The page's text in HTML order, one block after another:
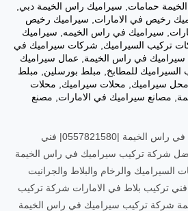
حمامات, سيراميك راس الخيمة دبي,
رخيص في الامارات, سيراميك رخيص
, سيراميك في راس الخيمه, سيراميك
تركيب السيراميك, شركات سيراميك في
في راس الخيمة, عمال سيراميك
السيراميك للمطابخ, مبلط بورسلين, مبلط
محل سيراميك, محلات سيراميك, محلات
, مصانع سيراميك في الامارات, مصنع
شركة تركيب سيراميك في راس الخيمة |0557821580| فني
شركة تركيب سيراميك في راس الخيمة
السيراميك والرخام والبلاط والجرانيت
تركيب بلاط في الامارات شركة تركيب
شركة تركيب سيراميك في راس الخيمة